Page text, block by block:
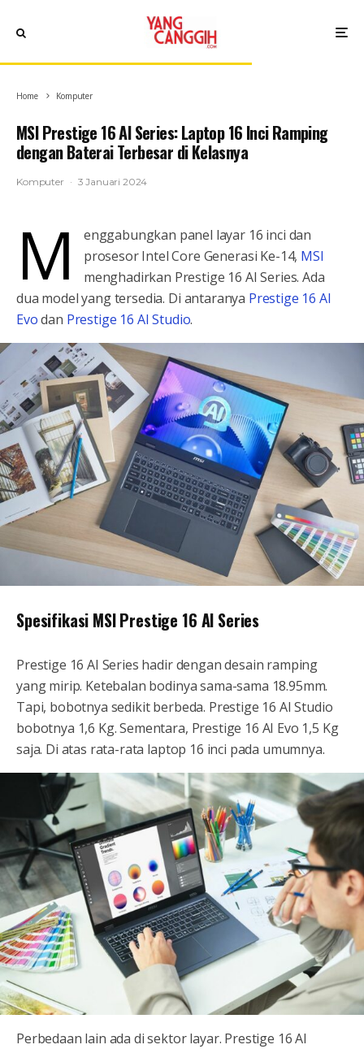
Home Komputer
MSI Prestige 16 AI Series: Laptop 16 Inci Ramping
dengan Baterai Terbesar di Kelasnya
Komputer · 3 Januari 2024
M
enggabungkan panel layar 16 inci dan
prosesor Intel Core Generasi Ke-14, MSI
menghadirkan Prestige 16 AI Series. Ada
dua model yang tersedia. Di antaranya Prestige 16 AI
Evodan Prestige 16 AI Studio.
Spesifikasi MSI Prestige 16 AI Series
Prestige 16 AI Series hadir dengan desain ramping
yang mirip. Ketebalan bodinya sama-sama 18.95mm.
Tapi, bobotnya sedikit berbeda. Prestige 16 AI Studio
bobotnya 1,6 Kg. Sementara, Prestige 16 AI Evo 1,5 Kg
saja. Di atas rata-rata laptop 16 inci pada umumnya.
Perbedaan lain ada di sektor layar. Prestige 16 AI